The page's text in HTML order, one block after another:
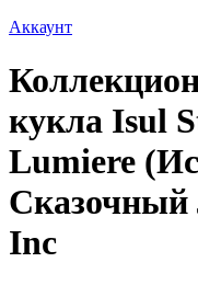
Аккаунт
кукла Isul
Lumiere
Inc